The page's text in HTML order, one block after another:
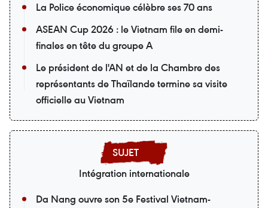
La Police économique célèbre ses 70 ans
ASEAN Cup 2026 : le Vietnam file en demi-
finales en tête du groupe A
Le président de l'AN et de la Chambre des
représentants de Thaïlande termine sa visite
officielle au Vietnam
Intégration internationale
Da Nang ouvre son 5e Festival Vietnam-